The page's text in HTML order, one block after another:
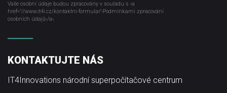
KONTAKTUJTE NÁS
IT4Innovations národní superpočítačové centrum
Vaše osobní údaje budou zpracovány v souladu s ‹a
href="//www.it4i­.cz/kontaktni-formular"›Podmínkami zpracování
osobních údajů‹/a›.